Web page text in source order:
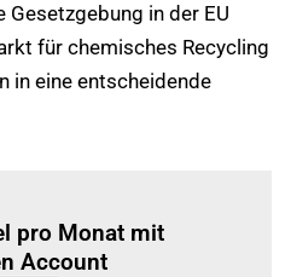
in der EU
für chemisches Recycling
in eine entscheidende
pro Monat mit
Account